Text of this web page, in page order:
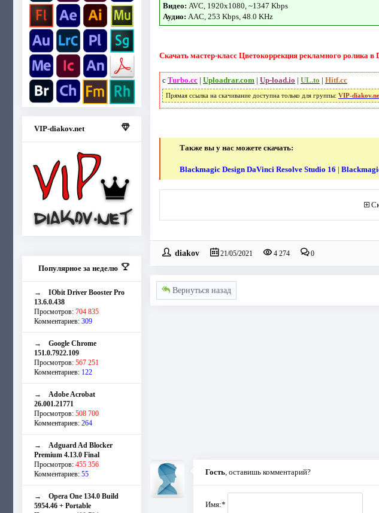
VIP-diakov.net
Популярное за неделю
→ IObit Driver Booster Pro
13.6.0.438
Просмотров: 704 835
Комментариев: 309
→ Google Chrome
151.0.7922.109
Просмотров: 567 251
Комментариев: 122
→ Adobe Acrobat
26.001.21771
Просмотров: 508 700
Комментариев: 264
→ Adguard Ad Blocker
Premium 4.13.0 Final
Просмотров: 455 356
Комментариев: 55
→ Opera One 134.0 Build
5954.46 + Portable
Видео: AVC, 1920x1080, ~1347 Kbps
Аудио: AAC, 253 Kbps, 48.0 KHz
Скачать мастер-класс Цветокоррекция рекламного ролика
с Turbo.cc| Uploadrar.com | Up-load.io | UL.to | Hitf.cc
Прямая ссылка на скачивание доступна только для группы: VIP-
Также вы у нас можете скачать:
Blackmagic Design DaVinci Resolve Studio 16 |
diakov 21/05/2021 4 274 0
Вернуться назад
Гость, оставишь комментарий?
Имя:*